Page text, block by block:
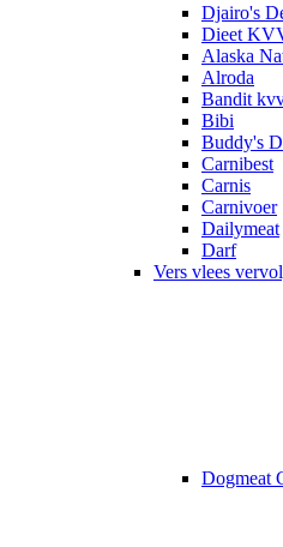
Djairo's
Dieet
Alaska
Alroda
Bandit
Bibi
Buddy's
Carnibest
Carnis
Carnivoer
Dailymeat
Darf
Vers vlees
Dogmeat